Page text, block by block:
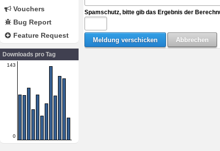
Vouchers
Bug Report
Feature Request
Downloads pro Tag
143
0
Spamschutz, bitte gib das Ergebnis der